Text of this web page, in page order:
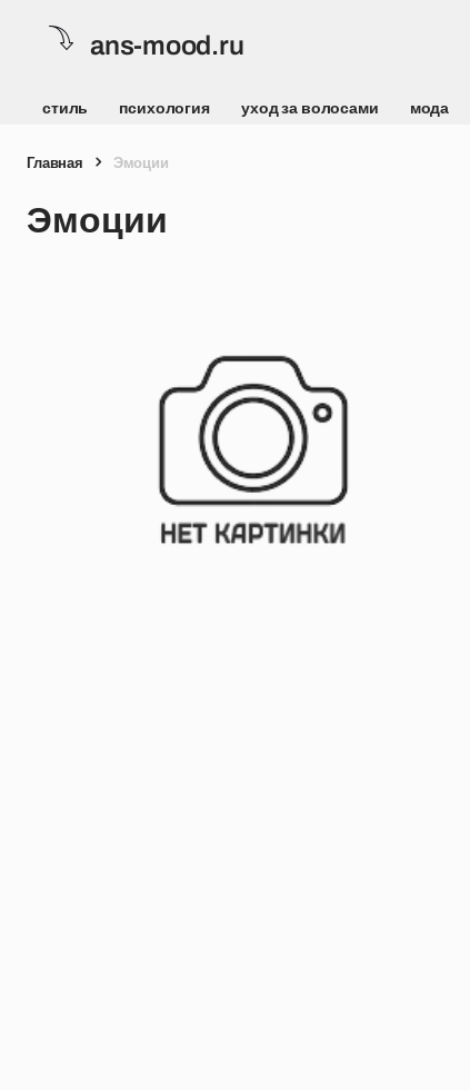
ans-mood.ru
стиль психология уход за волосами мода
Главная Эмоции
Эмоции